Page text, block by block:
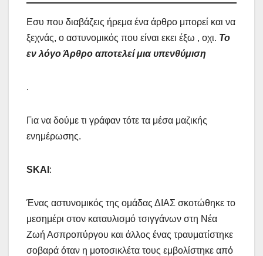
Εσυ που διαβάζεις ήρεμα ένα άρθρο μπορεί και να
ξεχνάς, ο αστυνομικός που είναι εκει έξω , οχι. Το
εν λόγο Άρθρο αποτελεί μια υπενθύμιση
.
Για να δούμε τι γράφαν τότε τα μέσα μαζικής
ενημέρωσης.
SKAI :
Ένας αστυνομικός της ομάδας ΔΙΑΣ σκοτώθηκε το
μεσημέρι στον καταυλισμό τσιγγάνων στη Νέα
Ζωή Ασπροπύργου και άλλος ένας τραυματίστηκε
σοβαρά όταν η μοτοσικλέτα τους εμβολίστηκε από